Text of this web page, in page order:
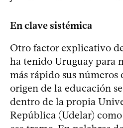
En clave sistémica
Otro factor explicativo
ha tenido Uruguay para
más rápido sus números
origen de la educación
dentro de la propia
República (Udelar)